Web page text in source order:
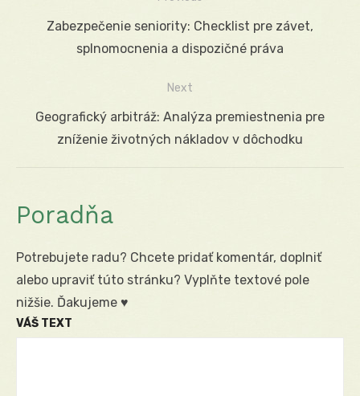
Navigácia
Previous
Zabezpečenie seniority: Checklist pre závet,
splnomocnenia a dispozičné práva
Next
Next
Geografický arbitráž: Analýza premiestnenia pre
zníženie životných nákladov v dôchodku
Poradňa
Potrebujete radu? Chcete pridať komentár, doplniť
alebo upraviť túto stránku? Vyplňte textové pole
nižšie. Ďakujeme ♥
VÁŠ TEXT